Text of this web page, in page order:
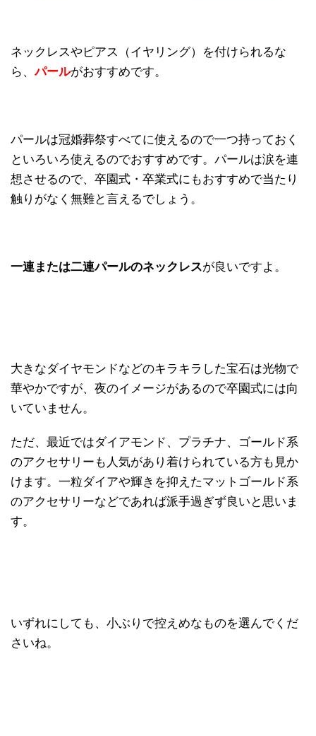
ネックレスやピアス（イヤリング）を付けられるな
ら、パールがおすすめです。
パールは冠婚葬祭すべてに使えるので一つ持っておく
といろいろ使えるのでおすすめです。パールは涙を連
想させるので、卒園式・卒業式にもおすすめで当たり
触りがなく無難と言えるでしょう。
一連または二連パールのネックレスが良いですよ。
大きなダイヤモンドなどのキラキラした宝石は光物で
華やかですが、夜のイメージがあるので卒園式には向
いていません。
ただ、最近ではダイアモンド、プラチナ、ゴールド系
のアクセサリーも人気があり着けられている方も見か
けます。一粒ダイアや輝きを抑えたマットゴールド系
のアクセサリーなどであれば派手過ぎず良いと思いま
す。
いずれにしても、小ぶりで控えめなものを選んでくだ
さいね。